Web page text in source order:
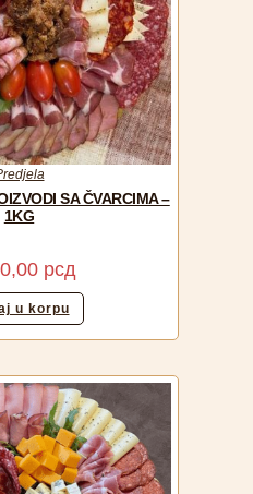
SA ČVARCIMA –
1KG
рсд
u korpu